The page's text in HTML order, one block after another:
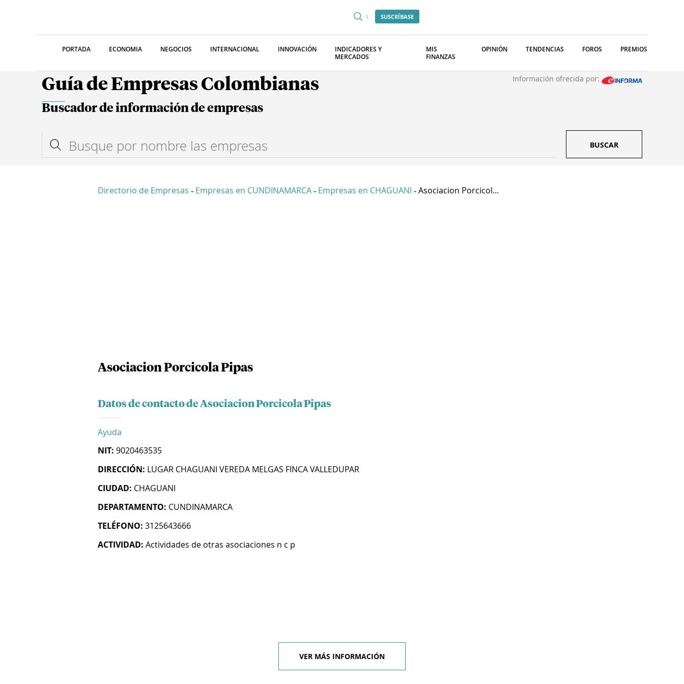
SUSCRÍBASE
PORTADA ECONOMIA NEGOCIOS INTERNACIONAL INNOVACIÓN
INDICADORES Y
MERCADOS
MIS
FINANZAS
OPINIÓN TENDENCIAS FOROS PREMIOS
Guía de Empresas Colombianas Información ofrecida por:
Buscador de información de empresas
BUSCAR
Directorio de Empresas - Empresas en CUNDINAMARCA - Empresas en CHAGUANI - Asociacion Porcicol...
Asociacion Porcicola Pipas
Datos de contacto de Asociacion Porcicola Pipas
Ayuda
NIT: 9020463535
DIRECCIÓN: LUGAR CHAGUANI VEREDA MELGAS FINCA VALLEDUPAR
CIUDAD: CHAGUANI
DEPARTAMENTO: CUNDINAMARCA
TELÉFONO: 3125643666
ACTIVIDAD: Actividades de otras asociaciones n c p
VER MÁS INFORMACIÓN